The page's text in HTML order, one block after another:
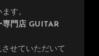
フ
テ
す。
専門店 GUITAR
せていただいて